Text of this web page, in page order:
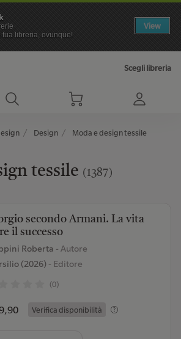
tua libreria, ovunque!
View
Scegli libreria
Design Moda e design tessile
tessile (1387)
secondo Armani. La vita
il successo
Roberta - Autore
(2026)- Editore
(0)
Verifica disponibilità